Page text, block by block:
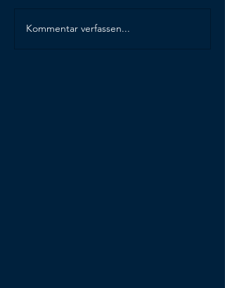
Kommentar verfassen...